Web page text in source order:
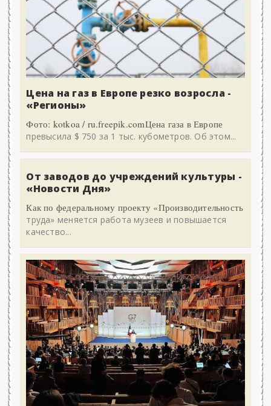
Цена на газ в Европе резко возросла -
«Регионы»
Фото: kotkoa / ru.freepik.comЦена газа в Европе
превысила $ 750 за 1 тыс. кубометров. Об этом...
От заводов до учреждений культуры -
«Новости Дня»
Как по федеральному проекту «Производительность
труда» меняется работа музеев и повышается
качество...